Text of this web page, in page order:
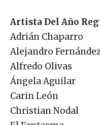
Artista Del Año
Adrián Chaparro
Alejandro
Alfredo Olivas
Ángela Aguilar
Carin León
Christian Nodal